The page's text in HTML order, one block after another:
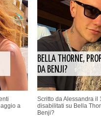
a
BELLA THORNE,
DA BENJI?
Scritto da Alessandra il
disabilitati su Bella
Benji?